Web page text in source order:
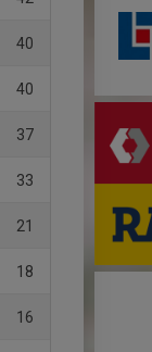
40
40
37
33
21
18
16